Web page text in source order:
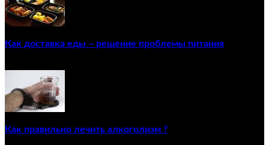
Как доставка еды – решение проблемы питания
Как правильно лечить алкоголизм ?